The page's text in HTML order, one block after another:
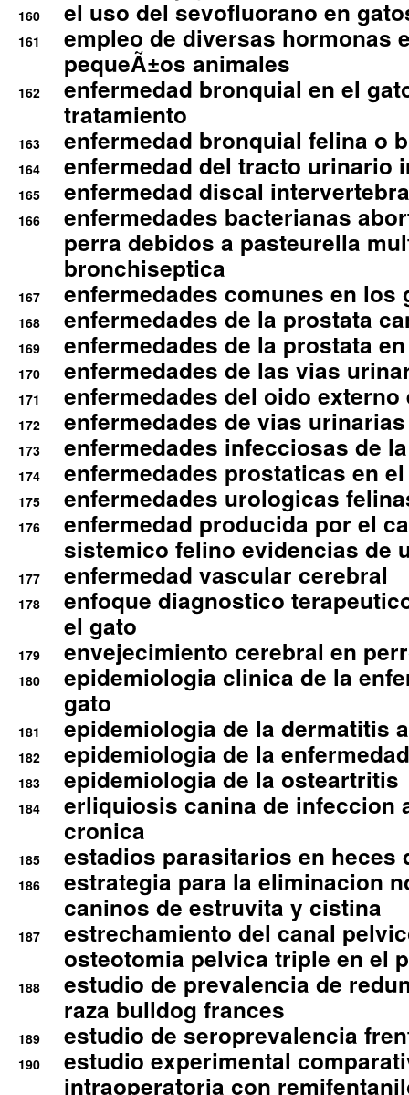
160 el uso del sevofluorano en
161
empleo de diversas hormonas
pequeÃ±os animales
162
enfermedad bronquial en el
tratamiento
163 enfermedad bronquial felina o
164 enfermedad del tracto urinario
165 enfermedad discal
166
enfermedades bacterianas
perra debidos a pasteurella
bronchiseptica
167 enfermedades comunes en los
168 enfermedades de la prostata
169 enfermedades de la prostata
170 enfermedades de las vias
171 enfermedades del oido
172 enfermedades de vias
173 enfermedades infecciosas de
174 enfermedades prostaticas en
175 enfermedades urologicas
176
enfermedad producida por el
sistemico felino evidencias de
177 enfermedad vascular cerebral
178
enfoque diagnostico
el gato
179 envejecimiento cerebral en
180
epidemiologia clinica de la
gato
181 epidemiologia de la dermatitis
182 epidemiologia de la
183 epidemiologia de la osteartritis
184
erliquiosis canina de infeccion
cronica
185 estadios parasitarios en heces
186
estrategia para la eliminacion
caninos de estruvita y cistina
187
estrechamiento del canal
osteotomia pelvica triple en el
188
estudio de prevalencia de
raza bulldog frances
189 estudio de seroprevalencia
190
estudio experimental
intraoperatoria con